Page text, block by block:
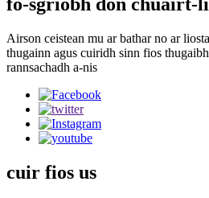
Airson ceistean mu ar bathar no ar
thugainn agus cuiridh sinn fios
rannsachadh a-nis
cuir fios us